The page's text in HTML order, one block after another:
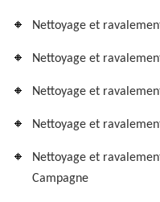
Nettoyage et
Nettoyage et
Nettoyage et
Nettoyage et
Nettoyage et
Campagne